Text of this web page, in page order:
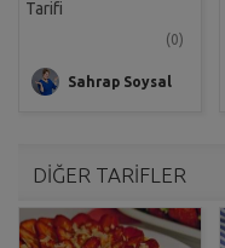
Tarifi
(0)
Sahrap Soysal
DİĞER TARİFLER